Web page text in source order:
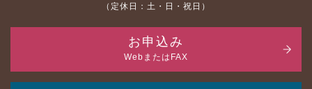
（定休日：土・日・祝日）
お申込み
WebまたはFAX